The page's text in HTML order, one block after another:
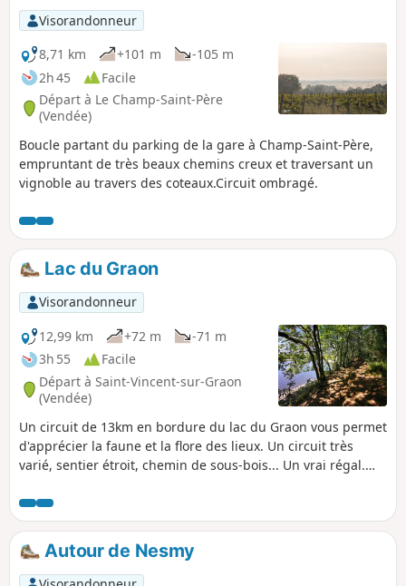
Visorandonneur
8,71 km
+101 m
-105 m
2h 45
Facile
Départ à Le Champ-Saint-Père
(Vendée)
Boucle partant du parking de la gare à Champ-Saint-Père,
empruntant de très beaux chemins creux et traversant un
vignoble au travers des coteaux.Circuit ombragé.
Lac du Graon
Visorandonneur
12,99 km
+72 m
-71 m
3h 55
Facile
Départ à Saint-Vincent-sur-Graon
(Vendée)
Un circuit de 13km en bordure du lac du Graon vous permet
d'apprécier la faune et la flore des lieux. Un circuit très
varié, sentier étroit, chemin de sous-bois... Un vrai régal.
d'environ 2km (La Renardière et Les Petites Touches).
Autour de Nesmy